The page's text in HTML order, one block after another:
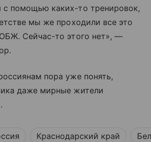
с помощью каких-то тренировок,
мы же проходили все это
Сейчас-то этого нет», —
пора уже понять,
даже мирные жители
Краснодарский край